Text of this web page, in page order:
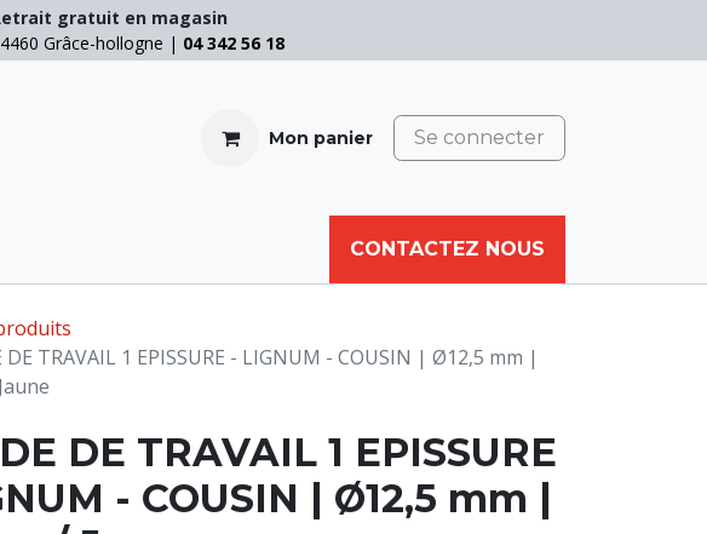
gratuit en magasin
4460 Grâce-hollogne | 04 342 56 18
Mon panier Se connecter
CORDE AUTRES
CONTACTEZ NOUS
DE TRAVAIL 1 EPISSURE - LIGNUM - COUSIN | Ø12,5 mm |
DE TRAVAIL 1 EPISSURE
- COUSIN | Ø12,5 mm |